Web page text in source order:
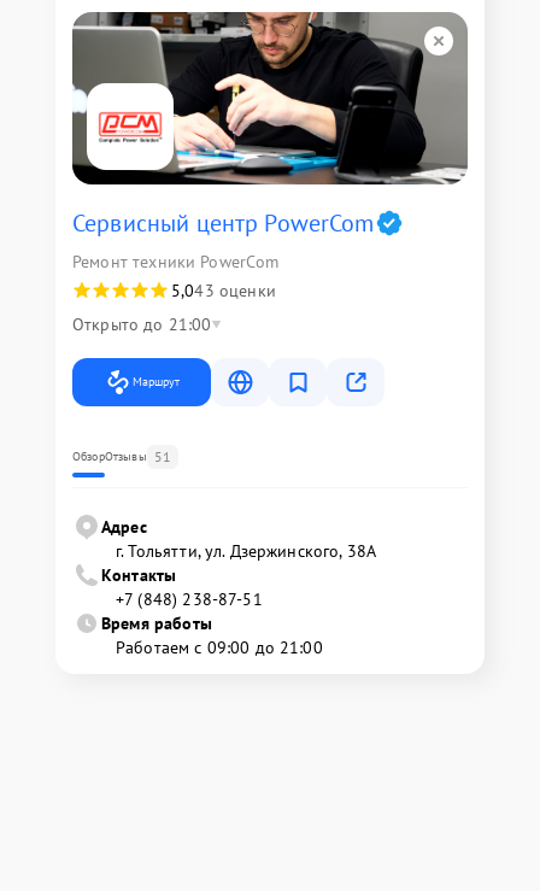
Сервисный центр PowerCom
Ремонт техники PowerCom
5,043 оценки
Открыто до 21:00
Маршрут
ОбзорОтзывы 51
Адрес
г. Тольятти, ул. Дзержинского, 38А
Контакты
+7 (848) 238-87-51
Время работы
Работаем с 09:00 до 21:00